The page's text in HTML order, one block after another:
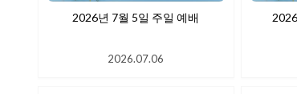
2026년 7월 5일 주일 예배
2026.07.06